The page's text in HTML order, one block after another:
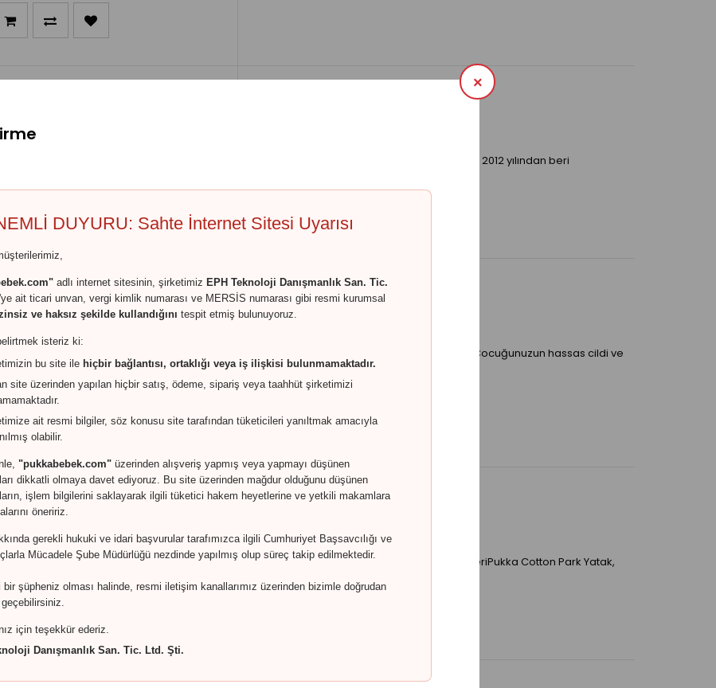
DUYURU: Sahte İnternet Sitesi Uyarısı
adlı internet sitesinin, şirketimiz EPH Teknoloji Danışmanlık San. Tic.
'ye ait ticari unvan, vergi kimlik numarası ve MERSİS numarası gibi resmi kurumsal
ve haksız şekilde kullandığını tespit etmiş bulunuyoruz.
isteriz ki:
bu site ile hiçbir bağlantısı, ortaklığı veya iş ilişkisi bulunmamaktadır.
site üzerinden yapılan hiçbir satış, ödeme, sipariş veya taahhüt şirketimizi
ait resmi bilgiler, söz konusu site tarafından tüketicileri yanıltmak amacıyla
olabilir.
"pukkabebek.com" üzerinden alışveriş yapmış veya yapmayı düşünen
dikkatli olmaya davet ediyoruz. Bu site üzerinden mağdur olduğunu düşünen
işlem bilgilerini saklayarak ilgili tüketici hakem heyetlerine ve yetkili makamlara
öneririz.
gerekli hukuki ve idari başvurular tarafımızca ilgili Cumhuriyet Başsavcılığı ve
Mücadele Şube Müdürlüğü nezdinde yapılmış olup süreç takip edilmektedir.
bir şüpheniz olması halinde, resmi iletişim kanallarımız üzerinden bizimle doğrudan
için teşekkür ederiz.
Danışmanlık San. Tic. Ltd. Şti.
×
Pukka Lateks Natura Çocuk Yatağı 60x120 2012 yılından beri
Park 70X110 - Pukka Bambu Park
3.899,00TL
Pukka Bambu Park Çocuk Yatağı 70x110 Çocuğunuzun hassas cildi ve
gelişen omurga yapısı için ö..
Cotton Park Natura 70X110
4.500,00TL
Pukka Cotton Park Natura 70x110 ÖzellikleriPukka Cotton Park Yatak,